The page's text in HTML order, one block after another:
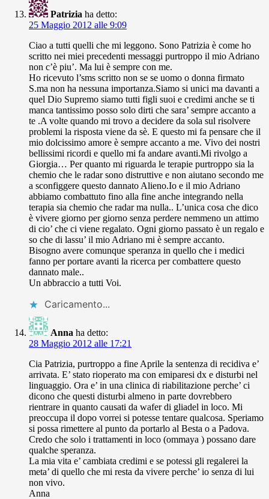
Patrizia ha detto:
25 Maggio 2012 alle 9:09
Ciao a tutti quelli che mi leggono. Sono Patrizia è come ho
scritto nei miei precedenti messaggi purtroppo il mio Adriano
non c’è piu’. Ma lui è sempre con me.
Ho ricevuto l’sms scritto non se se uomo o donna firmato
S.ma non ha nessuna importanza.Siamo si unici ma davanti a
quel Dio Supremo siamo tutti figli suoi e credimi anche se ti
manca tantissimo posso solo dirti che sara’ sempre accanto a
te .A volte quando mi trovo a decidere da sola sul risolvere
problemi la risposta viene da sè. E questo mi fa pensare che il
mio dolcissimo amore è sempre accanto a me. Vivo dei nostri
bellissimi ricordi e quello mi fa andare avanti.Mi rivolgo a
Giorgia… Per quanto mi riguarda le terapie purtroppo sia la
chemio che le radar sono distruttive e non aiutano secondo me
a sconfiggere questo dannato Alieno.Io e il mio Adriano
abbiamo combattuto fino alla fine anche integrando nella
terapia sia chemio che radar ma nulla.. L’unica cosa che dico
è vivere giorno per giorno senza perdere nemmeno un attimo
di cio’ che ci viene regalato. Ogni giorno passato è un regalo e
so che di lassu’ il mio Adriano mi è sempre accanto.
Bisogno avere comunque speranza in quello che i medici
fanno per portare avanti la ricerca per combattere questo
dannato male..
Un abbraccio a tutti Voi.
Caricamento...
Anna ha detto:
28 Maggio 2012 alle 17:21
Cia Patrizia, purtroppo a fine Aprile la sentenza di recidiva e’
arrivata. E’ stato rioperato ma con emiparesi dx e disturbi nel
linguaggio. Ora e’ in una clinica di riabilitazione perche’ ci
dicono che questi disturbi almeno in parte dovrebbero
rientrare in quanto causati da wafer di gliadel in loco. Mi
preoccupa il dopo vorrei si potesse tentare qualcosa. Speriamo
si possa rimettere al punto da portarlo al Besta o a Padova.
Credo che solo i trattamenti in loco (ommaya ) possano dare
qualche speranza.
La mia vita e’ cambiata credimi e se potessi gli regalerei la
meta’ di quello che mi resta da vivere perche’ io senza di lui
non vivo.
Anna